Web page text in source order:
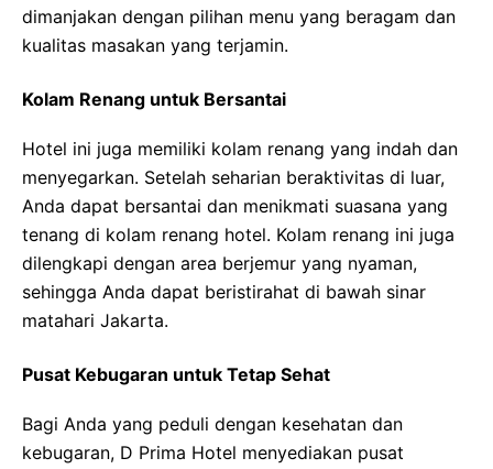
dimanjakan dengan pilihan menu yang beragam dan
kualitas masakan yang terjamin.
Kolam Renang untuk Bersantai
Hotel ini juga memiliki kolam renang yang indah dan
menyegarkan. Setelah seharian beraktivitas di luar,
Anda dapat bersantai dan menikmati suasana yang
tenang di kolam renang hotel. Kolam renang ini juga
dilengkapi dengan area berjemur yang nyaman,
sehingga Anda dapat beristirahat di bawah sinar
matahari Jakarta.
Pusat Kebugaran untuk Tetap Sehat
Bagi Anda yang peduli dengan kesehatan dan
kebugaran, D Prima Hotel menyediakan pusat